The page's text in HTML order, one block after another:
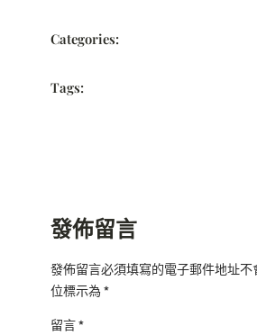
Categories:
Tags:
發佈留言
發佈留言必須填寫的電子郵件地址不
位標示為*
留言*